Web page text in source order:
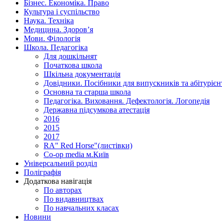
Бізнес. Економіка. Право
Культура і суспільство
Наука. Техніка
Медицина. Здоров’я
Мови. Філологія
Школа. Педагогіка
Для дошкільнят
Початкова школа
Шкільна документація
Довідники. Посібники для випускників та
Основна та старша школа
Педагогіка. Виховання. Дефектологія. Логопедія
Державна підсумкова атестація
2016
2015
2017
RA" Red Horse"(листівки)
Co-op media м.Київ
Універсальний розділ
Поліграфія
Додаткова навігація
По авторах
По видавництвах
По навчальних класах
Новини